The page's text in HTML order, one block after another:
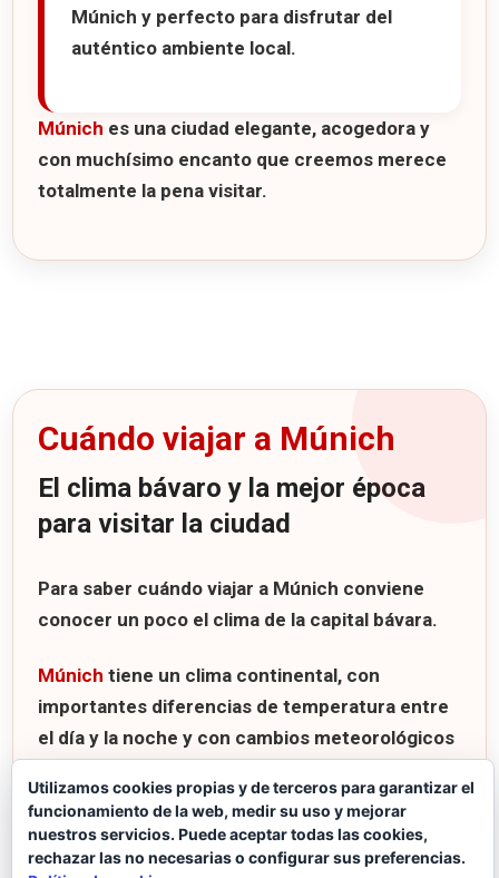
Múnich y perfecto para disfrutar del
auténtico ambiente local.
Múnich es una ciudad elegante, acogedora y
con muchísimo encanto que creemos merece
totalmente la pena visitar.
Cuándo viajar a Múnich
El clima bávaro y la mejor época
para visitar la ciudad
Para saber cuándo viajar a Múnich conviene
conocer un poco el clima de la capital bávara.
Múnich tiene un clima continental, con
importantes diferencias de temperatura entre
el día y la noche y con cambios meteorológicos
Utilizamos cookies propias y de terceros para garantizar el
funcionamiento de la web, medir su uso y mejorar
nuestros servicios. Puede aceptar todas las cookies,
rechazar las no necesarias o configurar sus preferencias.